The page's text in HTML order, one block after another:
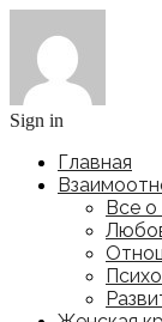
Sign in
Главная
Все о